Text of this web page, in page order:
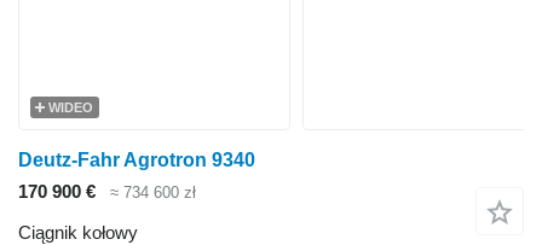
WIDEO
Deutz-Fahr Agrotron 9340
170 900 €
≈ 734 600 zł
Ciągnik kołowy